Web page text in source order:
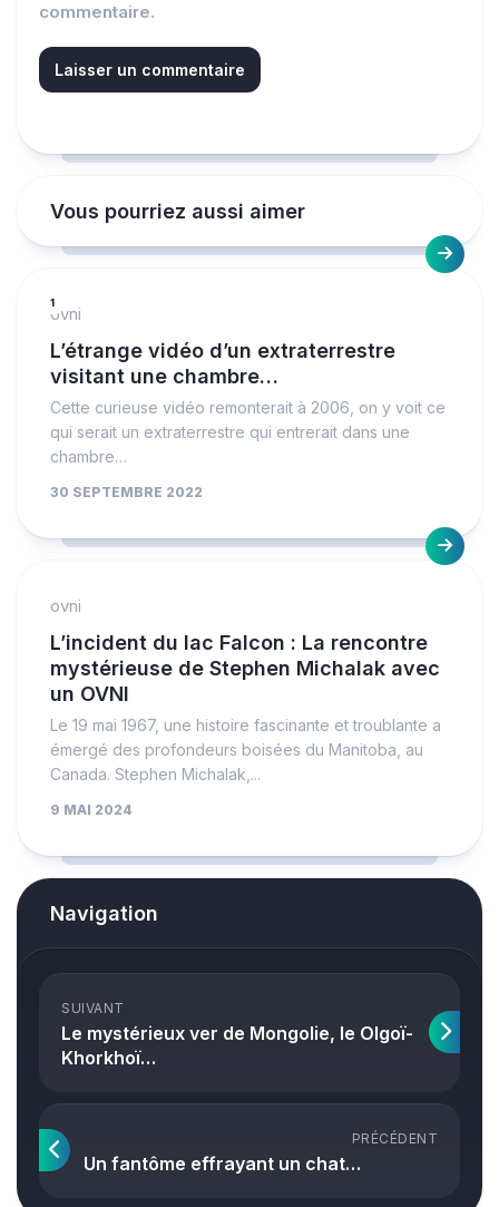
commentaire.
Vous pourriez aussi aimer
1
ovni
L’étrange vidéo d’un extraterrestre
visitant une chambre…
Cette curieuse vidéo remonterait à 2006, on y voit ce
qui serait un extraterrestre qui entrerait dans une
chambre…
30 SEPTEMBRE 2022
ovni
L’incident du lac Falcon : La rencontre
mystérieuse de Stephen Michalak avec
un OVNI
Le 19 mai 1967, une histoire fascinante et troublante a
émergé des profondeurs boisées du Manitoba, au
Canada. Stephen Michalak,...
9 MAI 2024
Navigation
SUIVANT
Le mystérieux ver de Mongolie, le Olgoï-
Khorkhoï…
PRÉCÉDENT
Un fantôme effrayant un chat…